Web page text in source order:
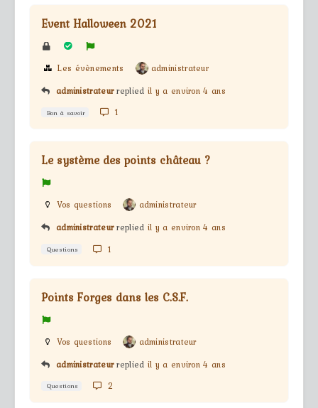
Event Halloween 2021
Les évènements
administrateur
administrateur replied il y a environ 4 ans
Bon à savoir 1
Le système des points château ?
Vos questions
administrateur
administrateur replied il y a environ 4 ans
Questions 1
Points Forges dans les C.S.F.
Vos questions
administrateur
administrateur replied il y a environ 4 ans
Questions 2